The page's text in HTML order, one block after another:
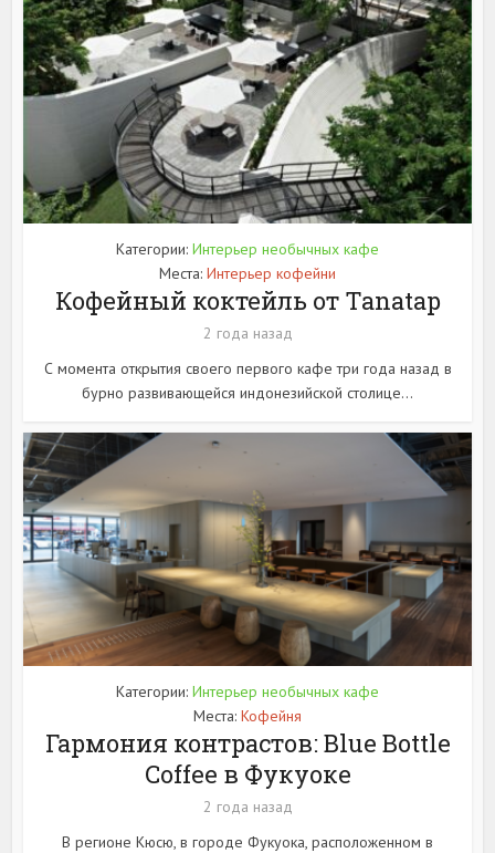
Категории: Интерьер необычных кафе
Места: Интерьер кофейни
Кофейный коктейль от Tanatap
2 года назад
С момента открытия своего первого кафе три года назад в
бурно развивающейся индонезийской столице...
Категории: Интерьер необычных кафе
Места: Кофейня
Гармония контрастов: Blue Bottle
Coffee в Фукуоке
2 года назад
В регионе Кюсю, в городе Фукуока, расположенном в